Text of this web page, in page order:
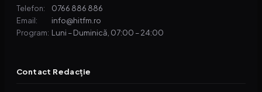
Telefon: 0766 886 886
Email: info@hitfm.ro
Program: Luni – Duminică, 07:00 – 24:00
Contact Redacție